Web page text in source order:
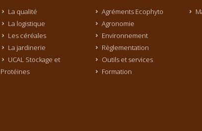
La qualité
La logistique
Les céréales
La jardinerie
UCAL Stockage et
Protéines
Agréments Ecophyto
Agronomie
Environnement
Règlementation
Outils et services
Formation